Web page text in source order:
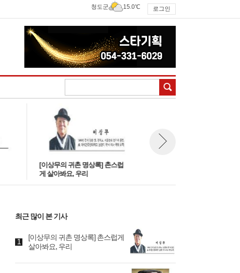
청도군 15.0℃ 로그인
[이상무의 귀촌 명상록] 촌스럽
게 살아봐요, 우리
최근 많이 본 기사
[이상무의 귀촌 명상록] 촌스럽게
살아봐요, 우리